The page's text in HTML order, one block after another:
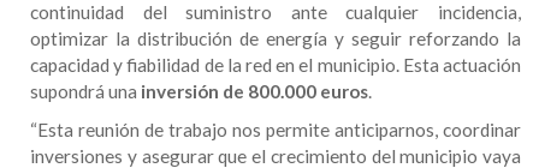
continuidad del suministro ante cualquier incidencia,
optimizar la distribución de energía y seguir reforzando la
capacidad y fiabilidad de la red en el municipio. Esta actuación
supondrá una inversión de 800.000 euros.
“Esta reunión de trabajo nos permite anticiparnos, coordinar
inversiones y asegurar que el crecimiento del municipio vaya